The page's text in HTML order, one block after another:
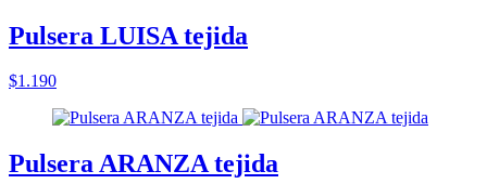
Pulsera LUISA tejida
$1.190
Pulsera ARANZA tejida